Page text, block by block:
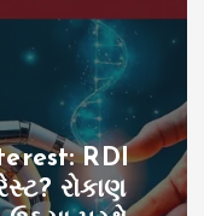
RDI
રોકાણ